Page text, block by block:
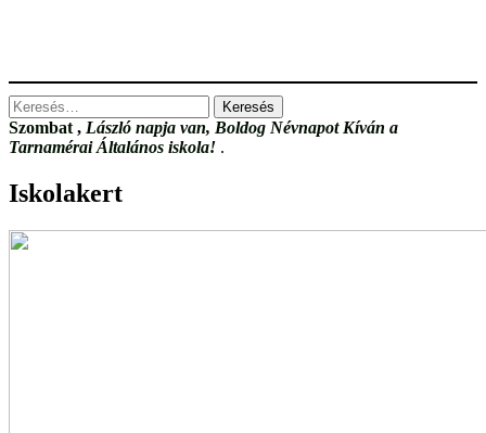
Keresés:
Szombat , László napja van, Boldog Névnapot Kíván a
Tarnamérai Általános iskola! .
Iskolakert